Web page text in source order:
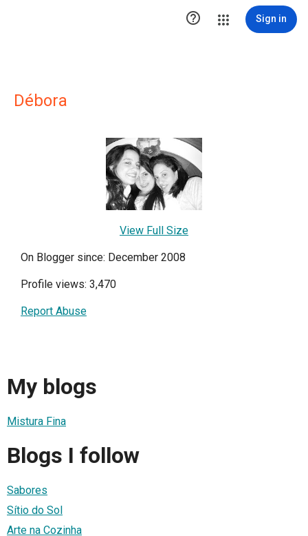
 Sign in
Débora
View Full Size
On Blogger since: December 2008
Profile views: 3,470
Report Abuse
My blogs
Mistura Fina
Blogs I follow
Sabores
Sítio do Sol
Arte na Cozinha